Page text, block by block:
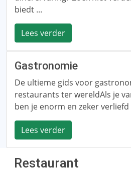
biedt ...
Lees verder
Gastronomie
De ultieme gids voor
restaurants ter wereldAls je
ben je enorm en zeker
Lees verder
Restaurant